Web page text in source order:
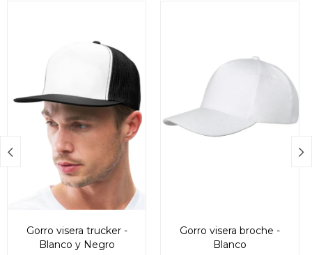
Gorro visera trucker -
Blanco y Negro
Gorro visera broche -
Blanco
 